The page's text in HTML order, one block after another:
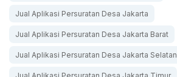
Jual Aplikasi Persuratan Desa Jakarta
Jual Aplikasi Persuratan Desa Jakarta Barat
Jual Aplikasi Persuratan Desa Jakarta Selatan